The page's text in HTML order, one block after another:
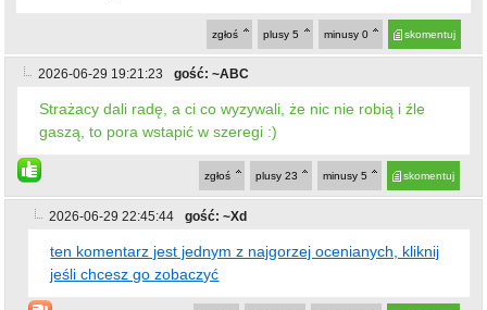
skomentuj
minusy 0
plusy 5
zgłoś
2026-06-29 19:21:23 gość: ~ABC
Strażacy dali radę, a ci co wyzywali, że nic nie robią i źle
gaszą, to pora wstapić w szeregi :)
skomentuj
minusy 5
plusy 23
zgłoś
2026-06-29 22:45:44 gość: ~Xd
ten komentarz jest jednym z najgorzej ocenianych, kliknij
jeśli chcesz go zobaczyć